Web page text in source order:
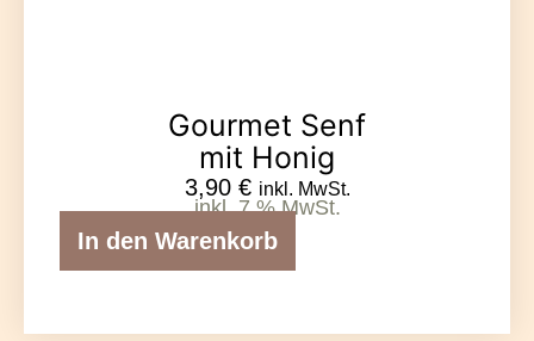
Gourmet Senf
mit Honig
3,90 € inkl. MwSt.
inkl. 7 % MwSt.
In den Warenkorb